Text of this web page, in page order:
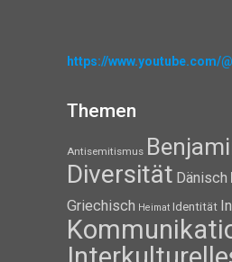
https://www.youtube.com/
Themen
Antisemitismus
Diversität Dänisch
Griechisch Heimat Identität